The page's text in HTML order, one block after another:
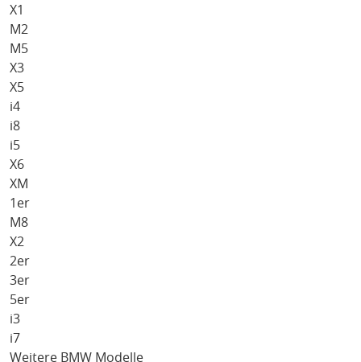
X1
M2
M5
X3
X5
i4
i8
i5
X6
XM
1er
M8
X2
2er
3er
5er
i3
i7
Weitere BMW Modelle